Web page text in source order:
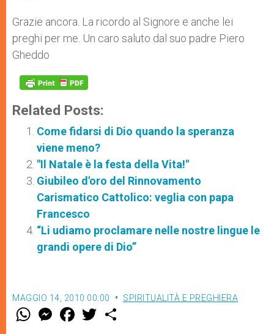
Grazie ancora. La ricordo al Signore e anche lei
preghi per me. Un caro saluto dal suo padre Piero
Gheddo
Related Posts:
Come fidarsi di Dio quando la speranza
viene meno?
"Il Natale è la festa della Vita!"
Giubileo d'oro del Rinnovamento
Carismatico Cattolico: veglia con papa
Francesco
“Li udiamo proclamare nelle nostre lingue le
grandi opere di Dio”
MAGGIO 14, 2010 00:00 SPIRITUALITÀ E PREGHIERA
W M
e
F
a w